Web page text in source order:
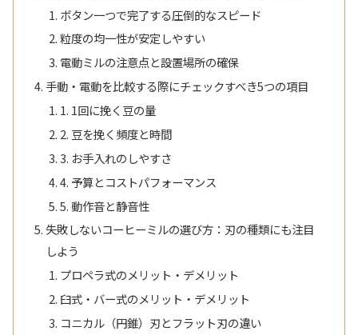
ボタン一つで完了する圧倒的なスピード
粒度の均一性が安定しやすい
電動ミルの注意点と設置場所の確保
手動・電動を比較する際にチェックすべき5つの項目
1. 1回に挽く豆の量
2. 豆を挽く頻度と時間
3. お手入れのしやすさ
4. 予算とコストパフォーマンス
5. 動作音と静音性
失敗しないコーヒーミルの選び方：刃の種類にも注目
しよう
プロペラ式のメリット・デメリット
臼式・バー式のメリット・デメリット
コニカル（円錐）刃とフラット刃の違い